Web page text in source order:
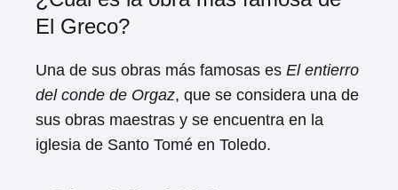
El Greco?
Una de sus obras más famosas es El entierro
del conde de Orgaz, que se considera una de
sus obras maestras y se encuentra en la
iglesia de Santo Tomé en Toledo.